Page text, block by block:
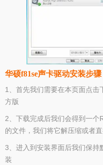
华硕f81se声卡驱动安装步骤
1、首先我们需要在本页面点
方版
2、下载完成后我们会得到一
的文件，我们将它解压缩或者
3、进入到安装界面后我们保持
装